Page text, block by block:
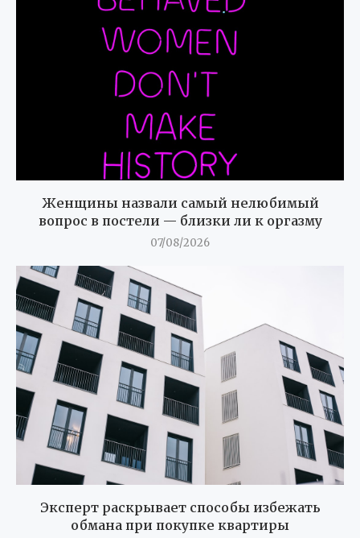
Женщины назвали самый нелюбимый
вопрос в постели — близки ли к оргазму
07/08/2026
Эксперт раскрывает способы избежать
обмана при покупке квартиры